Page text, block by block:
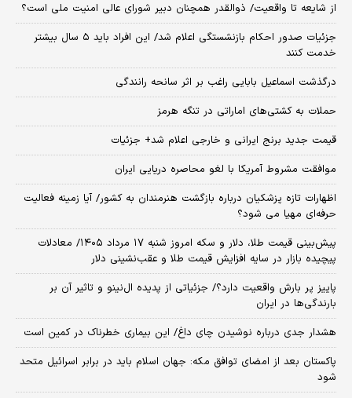
از شایعه تا واقعیت/ ذوالقدر همچنان دبیر شورای ‌عالی امنیت ملی است؟
جزئیات صدور احکام بازنشستگی اعلام شد/ این افراد باید ۵ سال بیشتر
خدمت کنند
درگذشت اسماعیل بابایی راغب بر اثر سانحه رانندگی
حملات به کشتی‌های اماراتی در تنگه هرمز
قیمت جدید برنج ایرانی و خارجی اعلام شد+ جزئیات
موافقت مشروط آمریکا با لغو محاصره دریایی ایران
اظهارات تازه پزشکیان درباره بازگشت هنرمندان به کشور/ آیا زمینه فعالیت
حرفه‌ای مهیا می شود؟
پیش‌بینی قیمت طلا، دلار و سکه امروز شنبه ۱۷ مرداد ۱۴۰۵/ معادلات
پیچیده بازار در سایه افزایش قیمت طلا و عقب‌نشینی دلار
پاییز پر بارش واقعیت دارد؟/ جزئیاتی از پدیده ال‌نینو و تاثیر آن بر
بارندگی‌ها در ایران
هشدار جدی درباره نوشیدن چای داغ/ این بیماری خطرناک در کمین است
پاکستان بعد از امضای توافق مکه: جهان اسلام باید در برابر اسرائیل متحد
شود